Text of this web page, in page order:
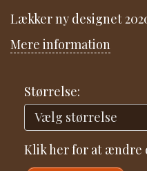
Lækker ny designet
Mere information
Størrelse:
Klik her for at ændre